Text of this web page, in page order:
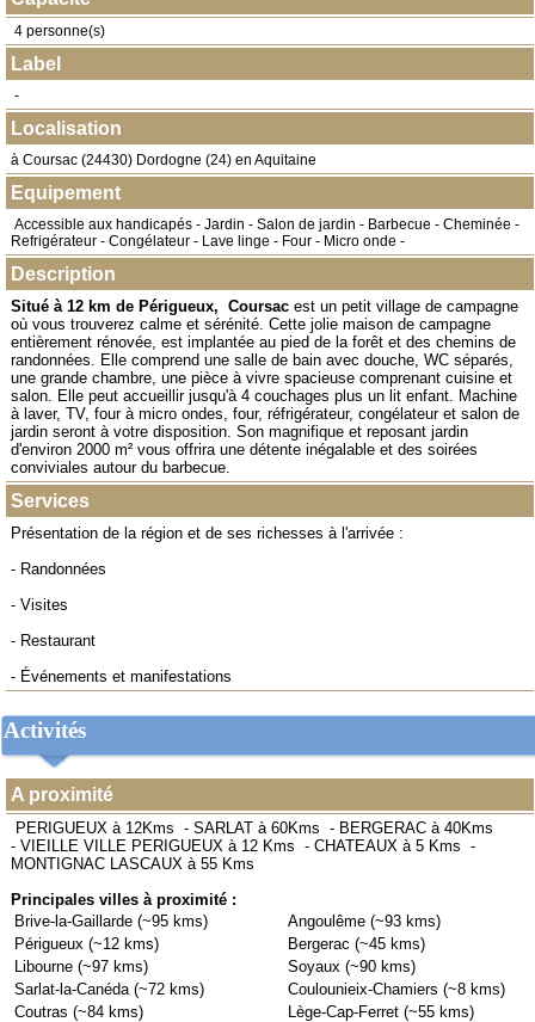
4 personne(s)
Label
-
Localisation
à Coursac (24430) Dordogne (24) en Aquitaine
Equipement
Accessible aux handicapés - Jardin - Salon de jardin - Barbecue - Cheminée -
Refrigérateur - Congélateur - Lave linge - Four - Micro onde -
Description
Situé à 12 km de Périgueux, Coursac est un petit village de campagne
où vous trouverez calme et sérénité. Cette jolie maison de campagne
entièrement rénovée, est implantée au pied de la forêt et des chemins de
randonnées. Elle comprend une salle de bain avec douche, WC séparés,
une grande chambre, une pièce à vivre spacieuse comprenant cuisine et
salon. Elle peut accueillir jusqu'à 4 couchages plus un lit enfant. Machine
à laver, TV, four à micro ondes, four, réfrigérateur, congélateur et salon de
jardin seront à votre disposition. Son magnifique et reposant jardin
d'environ 2000 m² vous offrira une détente inégalable et des soirées
conviviales autour du barbecue.
Services
Présentation de la région et de ses richesses à l'arrivée :
- Randonnées
- Visites
- Restaurant
- Événements et manifestations
Activités
A proximité
PERIGUEUX à 12Kms - SARLAT à 60Kms - BERGERAC à 40Kms
- VIEILLE VILLE PERIGUEUX à 12 Kms - CHATEAUX à 5 Kms -
MONTIGNAC LASCAUX à 55 Kms
Principales villes à proximité :
Brive-la-Gaillarde (~95 kms)
Angoulême (~93 kms)
Périgueux (~12 kms)
Bergerac (~45 kms)
Libourne (~97 kms)
Soyaux (~90 kms)
Sarlat-la-Canéda (~72 kms)
Coulounieix-Chamiers (~8 kms)
Coutras (~84 kms)
Lège-Cap-Ferret (~55 kms)